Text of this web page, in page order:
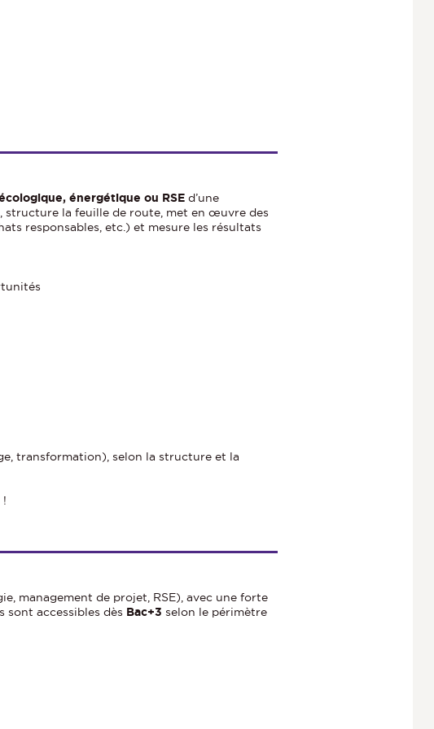
énergétique ou RSE d’une
la feuille de route, met en œuvre des
responsables, etc.) et mesure les résultats
transformation), selon la structure et la
!
management de projet, RSE), avec une forte
accessibles dès Bac+3 selon le périmètre